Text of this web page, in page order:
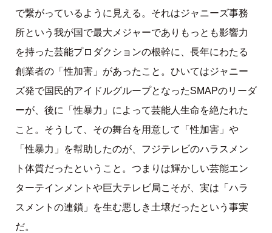
で繋がっているように見える。それはジャニーズ事務
所という我が国で最大メジャーでありもっとも影響力
を持った芸能プロダクションの根幹に、長年にわたる
創業者の「性加害」があったこと。ひいてはジャニー
ズ発で国民的アイドルグループとなったSMAPのリーダ
ーが、後に「性暴力」によって芸能人生命を絶たれた
こと。そうして、その舞台を用意して「性加害」や
「性暴力」を幇助したのが、フジテレビのハラスメン
ト体質だったということ。つまりは輝かしい芸能エン
ターテインメントや巨大テレビ局こそが、実は「ハラ
スメントの連鎖」を生む悪しき土壌だったという事実
だ。